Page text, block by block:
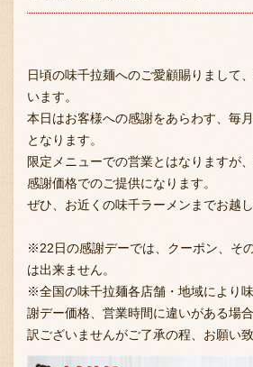
096-
FAX: 096-
日頃の味千拉麺へのご愛顧賜りまして
います。
本日はお客様への感謝をあらわす、毎
となります。
限定メニューでの営業とはなりますが
感謝価格でのご提供になります。
ぜひ、お近くの味千ラーメンまでお越し
※22日の感謝デーでは、クーポン、そ
は出来ません。
※全国の味千拉麺各店舗・地域により
謝デー価格、営業時間に違いがある場
訳ございませんがご了承の程、お願い致